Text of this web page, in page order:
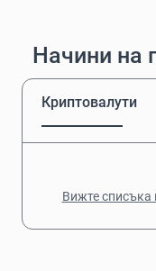
Начини на
Криптовалути
Вижте списъка